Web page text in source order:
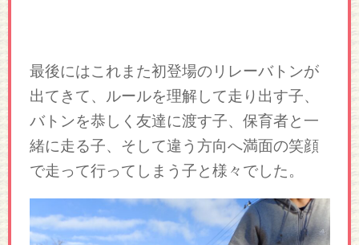
最後にはこれまた初登場のリレーバトンが
出てきて、ルールを理解して走り出す子、
バトンを恭しく友達に渡す子、保育者と一
緒に走る子、そして違う方向へ満面の笑顔
で走って行ってしまう子と様々でした。